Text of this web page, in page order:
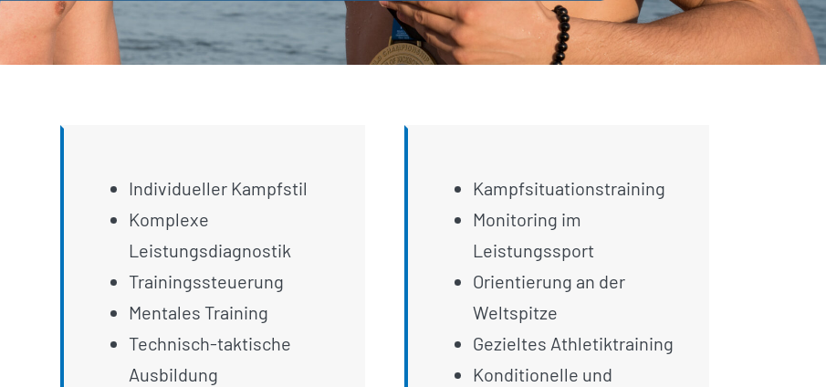
Individueller Kampfstil
Komplexe
Leistungsdiagnostik
Trainingssteuerung
Mentales Training
Technisch-taktische
Ausbildung
Kampfsituationstraining
Monitoring im
Leistungssport
Orientierung an der
Weltspitze
Gezieltes Athletiktraining
Konditionelle und